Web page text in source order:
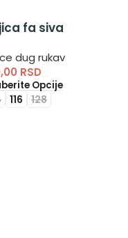
fa siva
dug rukav
RSD
Opcije
116 128